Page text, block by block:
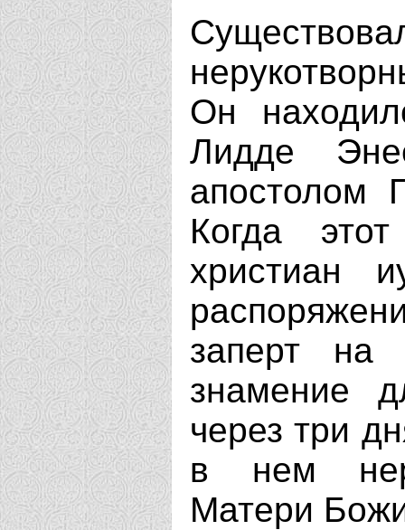
Он
Лидде
апостолом
Когда
христиан
заперт на
знамение
через три
в нем
Матери